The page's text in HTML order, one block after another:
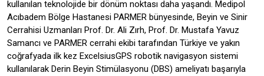
kullanılan teknolojide bir dönüm noktası daha yaşandı. Medipol
Acıbadem Bölge Hastanesi PARMER bünyesinde, Beyin ve Sinir
Cerrahisi Uzmanları Prof. Dr. Ali Zırh, Prof. Dr. Mustafa Yavuz
Samancı ve PARMER cerrahi ekibi tarafından Türkiye ve yakın
coğrafyada ilk kez ExcelsiusGPS robotik navigasyon sistemi
kullanılarak Derin Beyin Stimülasyonu (DBS) ameliyatı başarıyla